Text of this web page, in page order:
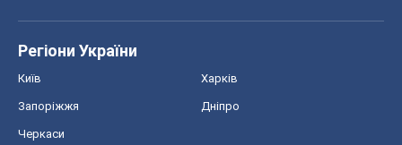
Регіони України
Київ Харків
Запоріжжя Дніпро
Черкаси